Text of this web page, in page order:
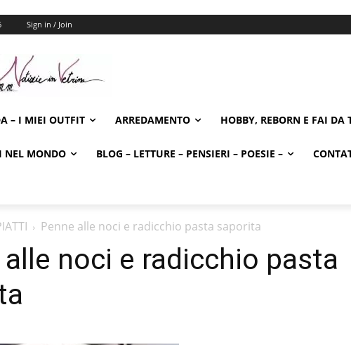
Sign in / Join
– I MIEI OUTFIT ARREDAMENTO HOBBY, REBORN E FAI DA
NEL MONDO BLOG – LETTURE – PENSIERI – POESIE –
Penne alle noci e radicchio pasta saporita
alle noci e radicchio pasta